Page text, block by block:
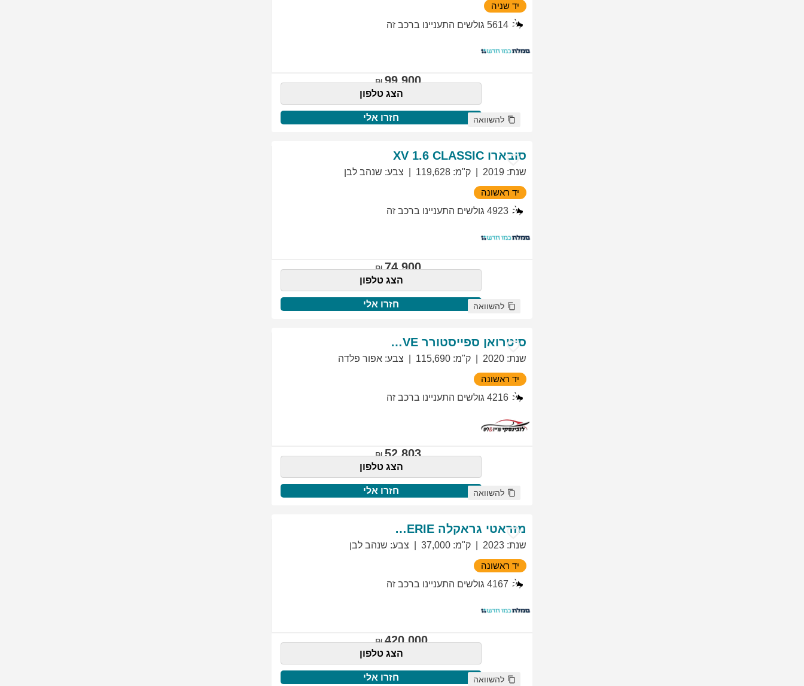
יד שניה
5614 גולשים התעניינו ברכב זה
99,900
הצג טלפון
חזרו אלי להשוואה
סובארו XV 1.6 CLASSIC
שנת:
2019 ק"מ:
119,628 צבע: שנהב לבן
יד ראשונה
4923 גולשים התעניינו ברכב זה
74,900
הצג טלפון
חזרו אלי להשוואה
סיטרואן ספייסטורר EXCLUSIVE
שנת:
2020 ק"מ:
115,690 צבע: אפור פלדה
יד ראשונה
4216 גולשים התעניינו ברכב זה
52,803
הצג טלפון
חזרו אלי להשוואה
מזראטי גראקלה PRIMASERIE
שנת:
2023 ק"מ:
37,000 צבע: שנהב לבן
יד ראשונה
4167 גולשים התעניינו ברכב זה
420,000
הצג טלפון
חזרו אלי להשוואה